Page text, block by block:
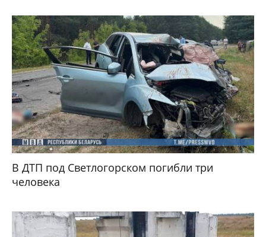
В ДТП под Светлогорском погибли три
человека